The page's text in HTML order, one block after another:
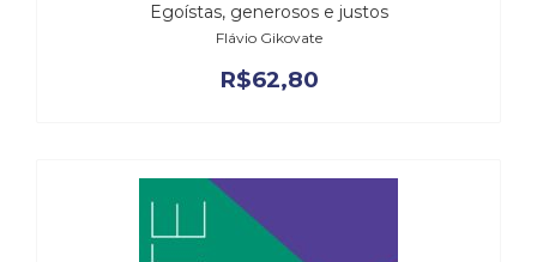
Egoístas, generosos e justos
Flávio Gikovate
R$62,80